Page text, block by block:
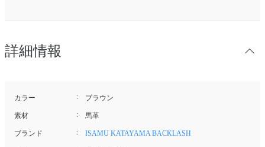
詳細情報
カラー ブラウン
素材 馬革
ブランド ISAMU KATAYAMA BACKLASH